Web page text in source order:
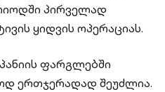
პირველად
ყიდვის ოპერაციას.
ფარგლებში
ერთჯერადად შეუძლია.